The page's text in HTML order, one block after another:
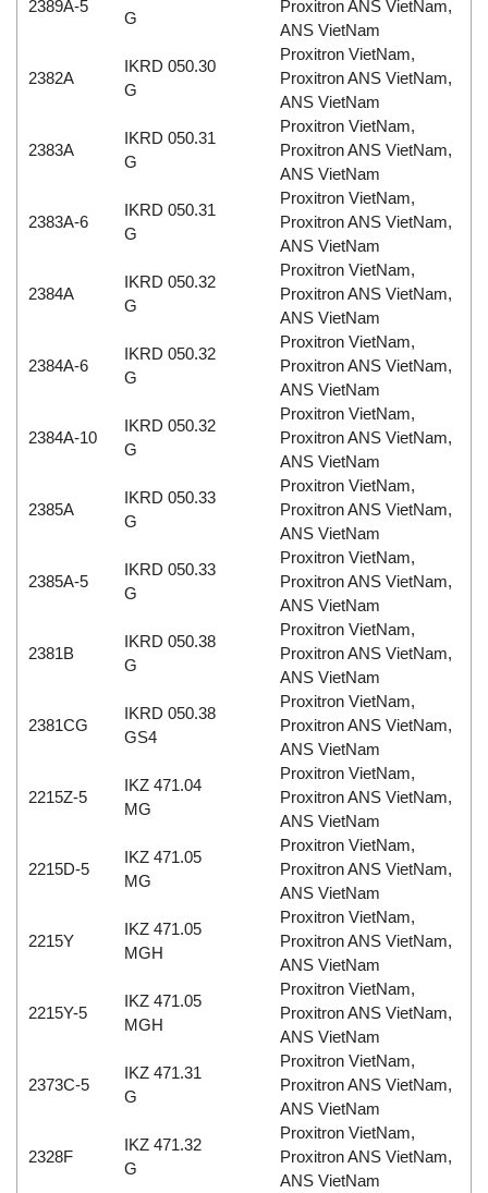
2389A-5
G
Proxitron ANS VietNam,
ANS VietNam
2382A
IKRD 050.30
G
Proxitron VietNam,
Proxitron ANS VietNam,
ANS VietNam
2383A
IKRD 050.31
G
Proxitron VietNam,
Proxitron ANS VietNam,
ANS VietNam
2383A-6
IKRD 050.31
G
Proxitron VietNam,
Proxitron ANS VietNam,
ANS VietNam
2384A
IKRD 050.32
G
Proxitron VietNam,
Proxitron ANS VietNam,
ANS VietNam
2384A-6
IKRD 050.32
G
Proxitron VietNam,
Proxitron ANS VietNam,
ANS VietNam
2384A-10
IKRD 050.32
G
Proxitron VietNam,
Proxitron ANS VietNam,
ANS VietNam
2385A
IKRD 050.33
G
Proxitron VietNam,
Proxitron ANS VietNam,
ANS VietNam
2385A-5
IKRD 050.33
G
Proxitron VietNam,
Proxitron ANS VietNam,
ANS VietNam
2381B
IKRD 050.38
G
Proxitron VietNam,
Proxitron ANS VietNam,
ANS VietNam
2381CG
IKRD 050.38
GS4
Proxitron VietNam,
Proxitron ANS VietNam,
ANS VietNam
2215Z-5
IKZ 471.04
MG
Proxitron VietNam,
Proxitron ANS VietNam,
ANS VietNam
2215D-5
IKZ 471.05
MG
Proxitron VietNam,
Proxitron ANS VietNam,
ANS VietNam
2215Y
IKZ 471.05
MGH
Proxitron VietNam,
Proxitron ANS VietNam,
ANS VietNam
2215Y-5
IKZ 471.05
MGH
Proxitron VietNam,
Proxitron ANS VietNam,
ANS VietNam
2373C-5
IKZ 471.31
G
Proxitron VietNam,
Proxitron ANS VietNam,
ANS VietNam
2328F
IKZ 471.32
G
Proxitron VietNam,
Proxitron ANS VietNam,
ANS VietNam